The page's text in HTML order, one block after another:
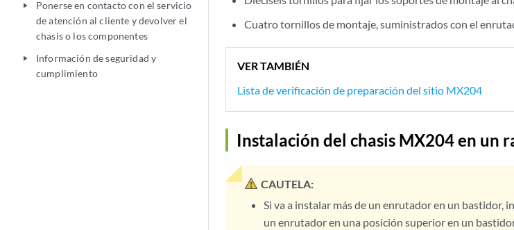
play_arrow
Ponerse en contacto con el servicio
de atención al cliente y devolver el
chasis o los componentes
play_arrow
Información de seguridad y
cumplimiento
Cuatro tornillos de montaje, suministrados con el
VER TAMBIÉN
Lista de verificación de preparación del sitio MX204
Instalación del chasis MX204 en un
CAUTELA:
Si va a instalar más de un enrutador en un bastidor,
un enrutador en una posición superior en un